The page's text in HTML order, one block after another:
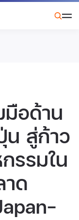
มือด้าน
สู่ก้าว
รรมใน
ด